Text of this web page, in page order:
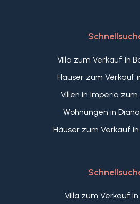
Villa zum Verkauf in
Häuser zum Verkauf
Villen in Imperia
Wohnungen in
Häuser zum Verkauf
Villa zum Verkauf in